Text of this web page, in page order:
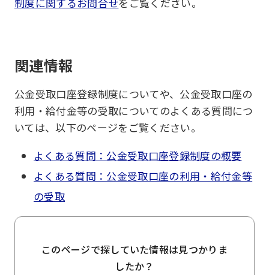
関連情報
公金受取口座登録制度についてや、公金受取口座の
利用・給付金等の受取についてのよくある質問につ
いては、以下のページをご覧ください。
よくある質問：公金受取口座登録制度の概要
よくある質問：公金受取口座の利用・給付金等
の受取
このページで探していた情報は見つかりま
したか？